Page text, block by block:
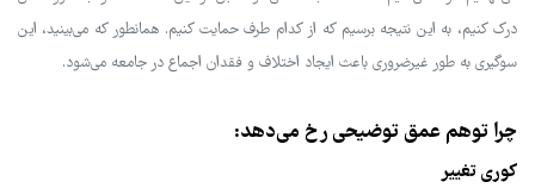
درک کنیم، به این نتیجه برسیم که از کدام طرف حمایت کنیم. همانطور که می‌بینید، این
سوگیری به طور غیرضروری باعث ایجاد اختلاف و فقدان اجماع در جامعه می‌شود.
چرا توهم عمق توضیحی رخ می‌دهد:
کوری تغییر